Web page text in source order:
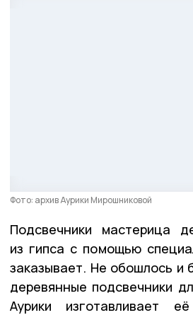
Фото: архив Аурики Мирошниковой
Подсвечники мастерица
из гипса с помощью
заказывает. Не обошлось и
деревянные подсвечники
Аурики изготавливает